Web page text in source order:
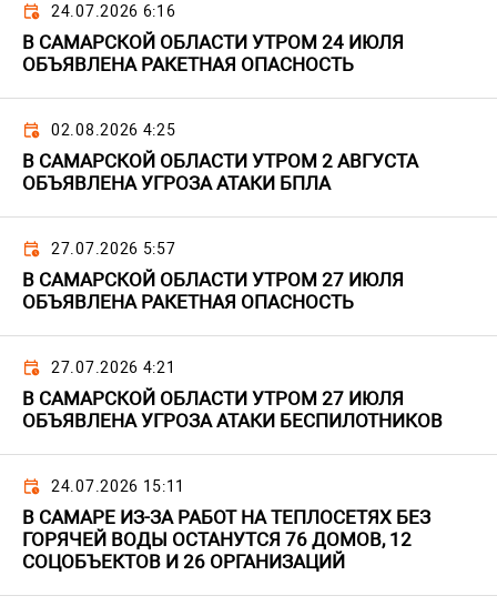
24.07.2026 6:16
В САМАРСКОЙ ОБЛАСТИ УТРОМ 24 ИЮЛЯ
ОБЪЯВЛЕНА РАКЕТНАЯ ОПАСНОСТЬ
02.08.2026 4:25
В САМАРСКОЙ ОБЛАСТИ УТРОМ 2 АВГУСТА
ОБЪЯВЛЕНА УГРОЗА АТАКИ БПЛА
27.07.2026 5:57
В САМАРСКОЙ ОБЛАСТИ УТРОМ 27 ИЮЛЯ
ОБЪЯВЛЕНА РАКЕТНАЯ ОПАСНОСТЬ
27.07.2026 4:21
В САМАРСКОЙ ОБЛАСТИ УТРОМ 27 ИЮЛЯ
ОБЪЯВЛЕНА УГРОЗА АТАКИ БЕСПИЛОТНИКОВ
24.07.2026 15:11
В САМАРЕ ИЗ-ЗА РАБОТ НА ТЕПЛОСЕТЯХ БЕЗ
ГОРЯЧЕЙ ВОДЫ ОСТАНУТСЯ 76 ДОМОВ, 12
СОЦОБЪЕКТОВ И 26 ОРГАНИЗАЦИЙ